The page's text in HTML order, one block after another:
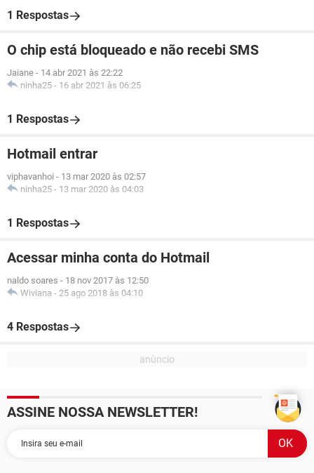
1 Respostas
O chip está bloqueado e não recebi SMS
Jaiane - 14 abr 2021 às 22:22
ninha25 - 16 abr 2021 às 06:25
1 Respostas
Hotmail entrar
viphavanhoi - 13 mar 2020 às 02:57
ninha25 - 13 mar 2020 às 04:03
1 Respostas
Acessar minha conta do Hotmail
naldo soares - 18 nov 2017 às 12:50
Wiviana - 25 ago 2018 às 04:10
4 Respostas
ASSINE NOSSA NEWSLETTER!